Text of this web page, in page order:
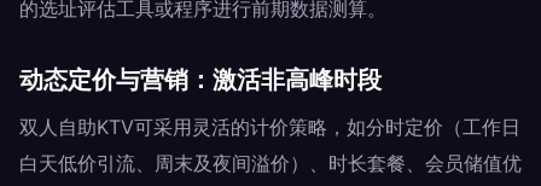
的选址评估工具或程序进行前期数据测算。
动态定价与营销：激活非高峰时段
双人自助KTV可采用灵活的计价策略，如分时定价（工作日
白天低价引流、周末及夜间溢价）、时长套餐、会员储值优